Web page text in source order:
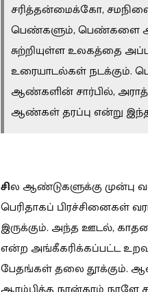
சரித்தன்மைக்கோ,
பெண்களும், பெண்களை
சுற்றியுள்ள உலகத்தை
உரையாடல்கள் நடக்கும்.
ஆண்களின் சார்பில்,
ஆண்கள் தரப்பு என்று
சில ஆண்டுகளுக்கு முன்பு
பெரிதாகப் பிரச்சினைகள்
இருக்கும். அந்த ஊடல்,
என்ற அங்கீகரிக்கப்பட்ட
பேதங்கள் தலை தூக்கும்.